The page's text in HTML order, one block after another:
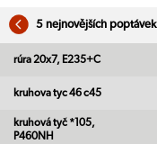
5 nejnovějších poptávek
rúra 20x7, E235+C
kruhova tyc 46 c45
kruhová tyč *105,
P460NH